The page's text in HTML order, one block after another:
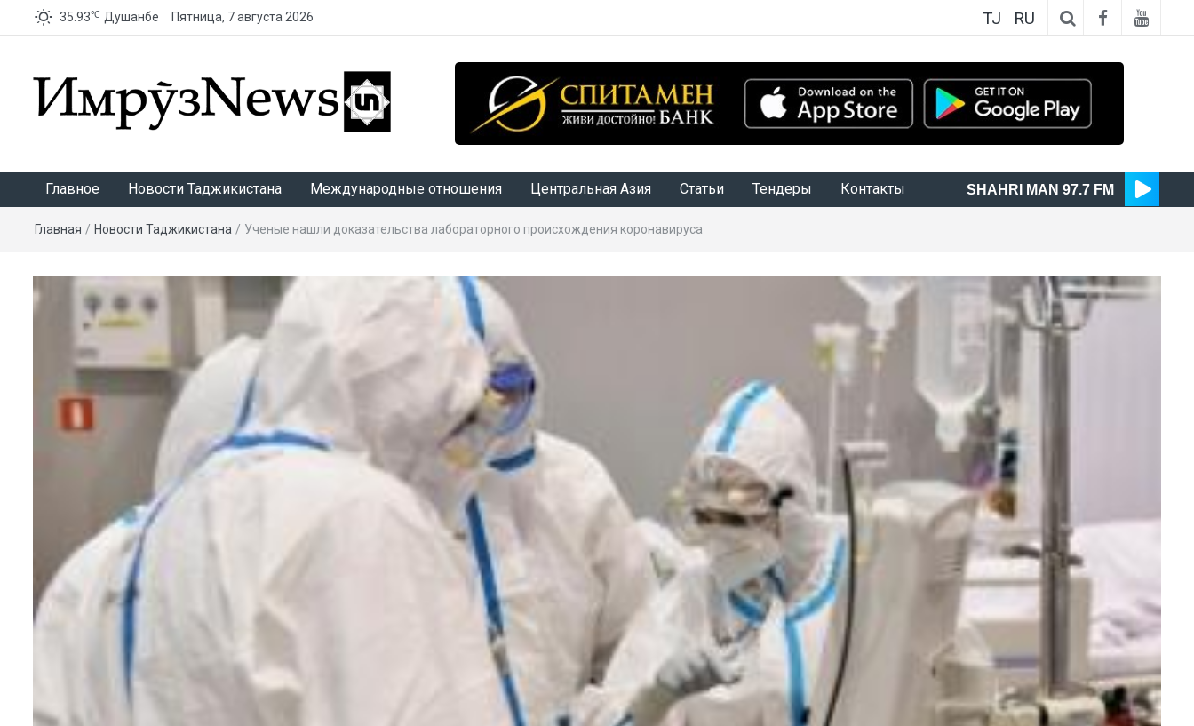
35.93℃ Душанбе Пятница, 7 августа 2026 TJ RU
Главное Новости Таджикистана Международные отношения Центральная Азия Статьи Тендеры Контакты SHAHRI MAN 97.7 FM
Главная / Новости Таджикистана / Ученые нашли доказательства лабораторного происхождения коронавируса